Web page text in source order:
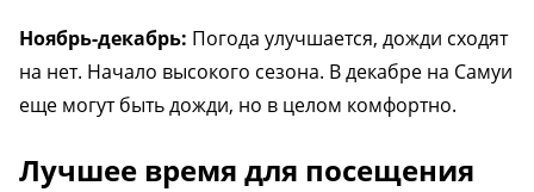
Ноябрь-декабрь: Погода улучшается, дожди сходят
на нет. Начало высокого сезона. В декабре на Самуи
еще могут быть дожди, но в целом комфортно.
Лучшее время для посещения